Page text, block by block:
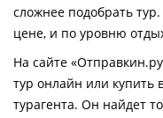
Контакты
сложнее подобрать
цене, и по уровню
На сайте
тур онлайн или
турагента. Он найдет